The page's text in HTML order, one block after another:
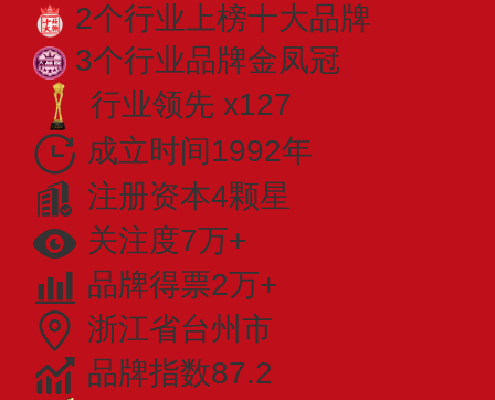
2个行业上榜十大品牌
3个行业品牌金凤冠
行业领先 x127
成立时间1992年
注册资本4颗星
关注度7万+
品牌得票2万+
浙江省台州市
品牌指数87.2